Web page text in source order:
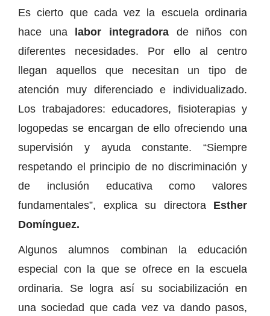
Es cierto que cada vez la escuela ordinaria
hace una labor integradora de niños con
diferentes necesidades. Por ello al centro
llegan aquellos que necesitan un tipo de
atención muy diferenciado e individualizado.
Los trabajadores: educadores, fisioterapias y
logopedas se encargan de ello ofreciendo una
supervisión y ayuda constante. “Siempre
respetando el principio de no discriminación y
de inclusión educativa como valores
fundamentales”, explica su directora Esther
Domínguez.
Algunos alumnos combinan la educación
especial con la que se ofrece en la escuela
ordinaria. Se logra así su sociabilización en
una sociedad que cada vez va dando pasos,